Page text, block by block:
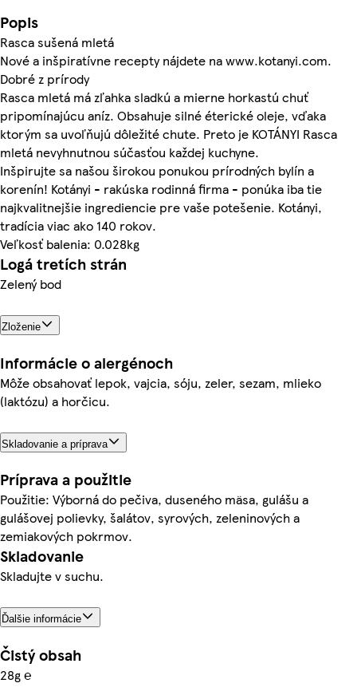
Popis
Rasca sušená mletá
Nové a inšpiratívne recepty nájdete na www.kotanyi.com.
Dobré z prírody
Rasca mletá má zľahka sladkú a mierne horkastú chuť
pripomínajúcu aníz. Obsahuje silné éterické oleje, vďaka
ktorým sa uvoľňujú dôležité chute. Preto je KOTÁNYI Rasca
mletá nevyhnutnou súčasťou každej kuchyne.
Inšpirujte sa našou širokou ponukou prírodných bylín a
korenín! Kotányi - rakúska rodinná firma - ponúka iba tie
najkvalitnejšie ingrediencie pre vaše potešenie. Kotányi,
tradícia viac ako 140 rokov.
Veľkosť balenia: 0.028kg
Logá tretích strán
Zelený bod
Zloženie
Informácie o alergénoch
Môže obsahovať lepok, vajcia, sóju, zeler, sezam, mlieko
(laktózu) a horčicu.
Skladovanie a príprava
Príprava a použitie
Použitie: Výborná do pečiva, duseného mäsa, gulášu a
gulášovej polievky, šalátov, syrových, zeleninových a
zemiakových pokrmov.
Skladovanie
Skladujte v suchu.
Ďalšie informácie
Čistý obsah
28g ℮